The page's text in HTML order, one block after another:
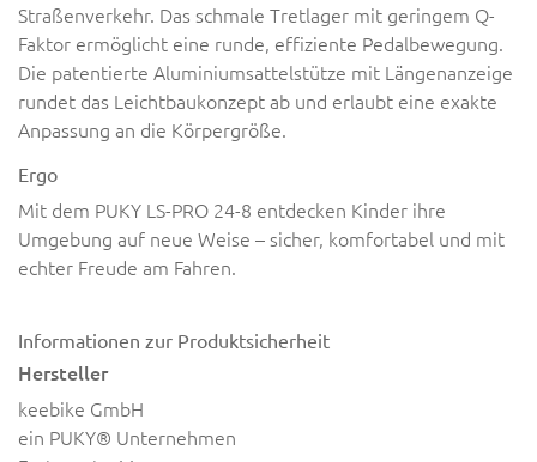
Straßenverkehr. Das schmale Tretlager mit geringem Q-
Faktor ermöglicht eine runde, effiziente Pedalbewegung.
Die patentierte Aluminiumsattelstütze mit Längenanzeige
rundet das Leichtbaukonzept ab und erlaubt eine exakte
Anpassung an die Körpergröße.
Ergo
Mit dem PUKY LS-PRO 24-8 entdecken Kinder ihre
Umgebung auf neue Weise – sicher, komfortabel und mit
echter Freude am Fahren.
Informationen zur Produktsicherheit
Hersteller
keebike GmbH
ein PUKY® Unternehmen